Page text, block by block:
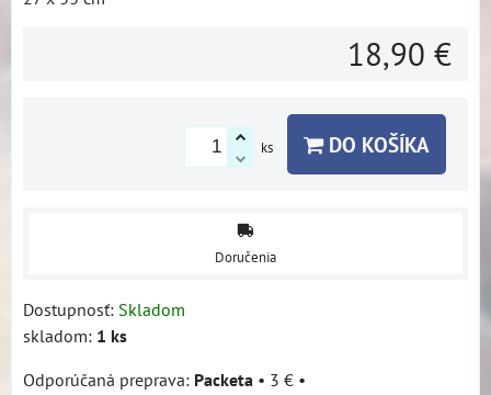
18,90 €
ks DO KOŠÍKA
Doručenia
Dostupnosť: Skladom
skladom: 1 ks
Packeta • 3 € •